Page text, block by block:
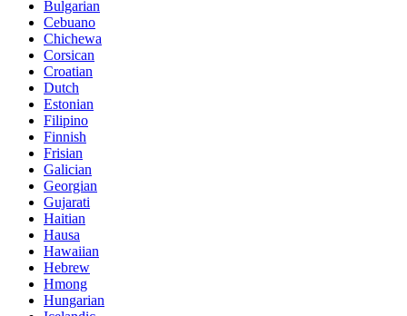
Bulgarian
Cebuano
Chichewa
Corsican
Croatian
Dutch
Estonian
Filipino
Finnish
Frisian
Galician
Georgian
Gujarati
Haitian
Hausa
Hawaiian
Hebrew
Hmong
Hungarian